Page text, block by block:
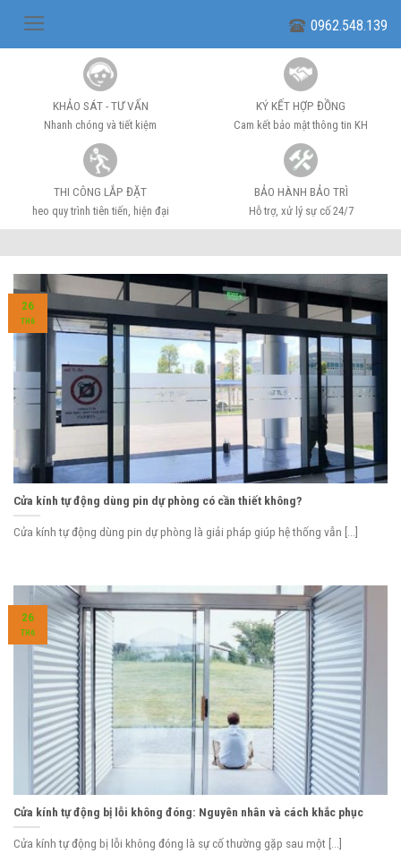
0962.548.139
KHẢO SÁT - TƯ VẤN
Nhanh chóng và tiết kiệm
KÝ KẾT HỢP ĐỒNG
Cam kết bảo mật thông tin KH
THI CÔNG LẮP ĐẶT
heo quy trình tiên tiến, hiện đại
BẢO HÀNH BẢO TRÌ
Hỗ trợ, xử lý sự cố 24/7
Cửa kính tự động dùng pin dự phòng có cần thiết không?
Cửa kính tự động dùng pin dự phòng là giải pháp giúp hệ thống vẫn [...]
26
TH6
Cửa kính tự động bị lỗi không đóng: Nguyên nhân và cách khắc phục
Cửa kính tự động bị lỗi không đóng là sự cố thường gặp sau một [...]
26
TH6